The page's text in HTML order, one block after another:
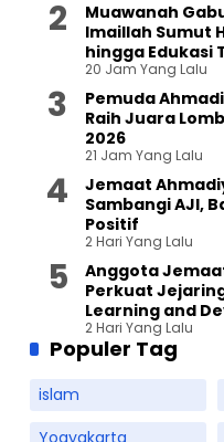
Muawanah
Imaillah Sumut
hingga Edukasi
20 Jam Yang Lalu
Pemuda
Raih Juara
2026
21 Jam Yang Lalu
Jemaat
Sambangi AJI,
Positif
2 Hari Yang Lalu
Anggota
Perkuat
Learning and
di Yogyakarta
2 Hari Yang Lalu
Populer Tag
islam
Yogyakarta